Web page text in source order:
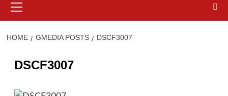
Menu
HOME GMEDIA POSTS DSCF3007
DSCF3007